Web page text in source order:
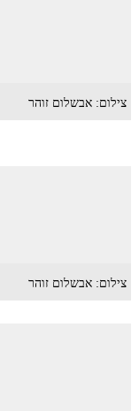
צילום: אבשלום זוהר
צילום: אבשלום זוהר